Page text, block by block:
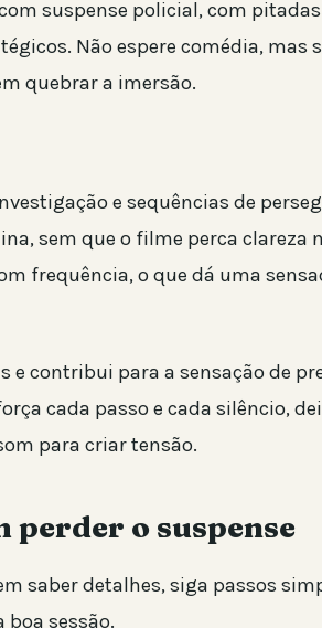
suspense policial, com
Não espere comédia, mas
quebrar a imersão.
e sequências de
sem que o filme perca clareza
frequência, o que dá uma
contribui para a sensação de
cada passo e cada silêncio,
para criar tensão.
perder o suspense
saber detalhes, siga passos
boa sessão.